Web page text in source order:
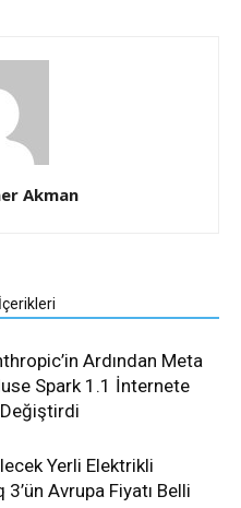
Akman
Ardından Meta
Spark 1.1 İnternete
Değiştirdi
Yerli Elektrikli
Avrupa Fiyatı Belli